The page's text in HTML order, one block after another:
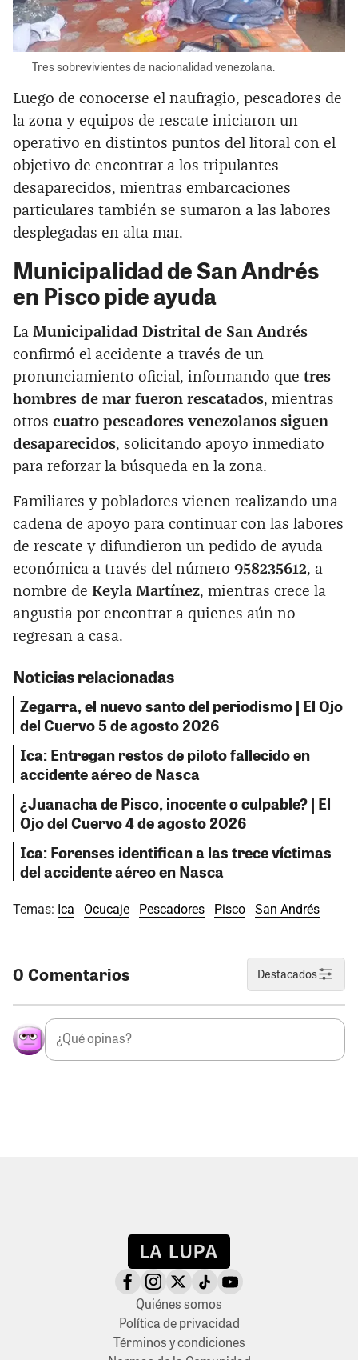
Tres sobrevivientes de nacionalidad venezolana.
Luego de conocerse el naufragio, pescadores de
la zona y equipos de rescate iniciaron un
operativo en distintos puntos del litoral con el
objetivo de encontrar a los tripulantes
desaparecidos, mientras embarcaciones
particulares también se sumaron a las labores
desplegadas en alta mar.
Municipalidad de San Andrés
en Pisco pide ayuda
La Municipalidad Distrital de San Andrés
confirmó el accidente a través de un
pronunciamiento oficial, informando que tres
hombres de mar fueron rescatados, mientras
otros cuatro pescadores venezolanos siguen
desaparecidos, solicitando apoyo inmediato
para reforzar la búsqueda en la zona.
Familiares y pobladores vienen realizando una
cadena de apoyo para continuar con las labores
de rescate y difundieron un pedido de ayuda
económica a través del número 958235612, a
nombre de Keyla Martínez, mientras crece la
angustia por encontrar a quienes aún no
regresan a casa.
Noticias relacionadas
Zegarra, el nuevo santo del periodismo | El Ojo
del Cuervo 5 de agosto 2026
Ica: Entregan restos de piloto fallecido en
accidente aéreo de Nasca
¿Juanacha de Pisco, inocente o culpable? | El
Ojo del Cuervo 4 de agosto 2026
Ica: Forenses identifican a las trece víctimas
del accidente aéreo en Nasca
Temas: Ica Ocucaje Pescadores Pisco San Andrés
0 Comentarios Destacados
Quiénes somos
Política de privacidad
Términos y condiciones